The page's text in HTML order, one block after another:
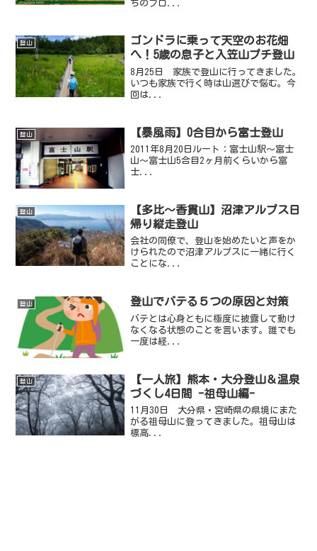
ちのブロ...
登山
ゴンドラに乗って天空のお花畑
へ！5歳の息子と入笠山プチ登山
8月25日 家族で登山に行ってきました。
いつも家族で行く時は山選びで悩む。今
回は...
登山 【暴風雨】0合目から富士登山
2011年8月20日ルート：富士山駅～富士
山～富士山5合目2ヶ月前くらいから富
士...
登山
【多比～香貫山】沼津アルプス日
帰り縦走登山
会社の同僚で、登山を始めたいと声をか
けられたので沼津アルプスに一緒に行く
ことにな...
登山 登山でバテる５つの原因と対策
バテとは心身ともに極度に披露して動け
なくなる状態のことを言います。誰でも
一度は経...
登山
【一人旅】熊本・大分登山＆温泉
づくし4日間 -祖母山編-
11月30日 大分県・宮崎県の県境にまた
がる祖母山に登ってきました。祖母山は
標高...